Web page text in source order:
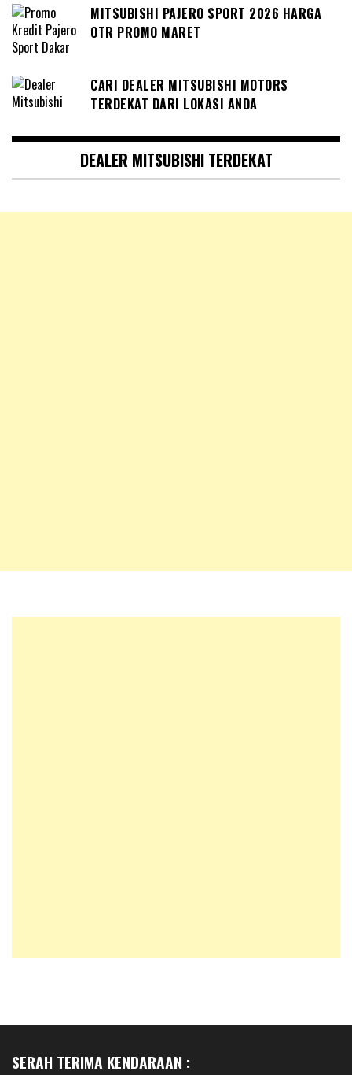
MITSUBISHI PAJERO SPORT 2026 HARGA
OTR PROMO MARET
CARI DEALER MITSUBISHI MOTORS
TERDEKAT DARI LOKASI ANDA
DEALER MITSUBISHI TERDEKAT
SERAH TERIMA KENDARAAN :